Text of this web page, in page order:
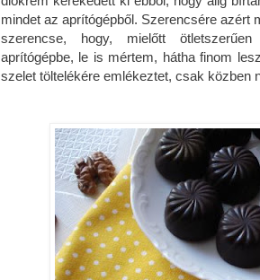
mindet az aprítógépből. Szerencsére azért
szerencse, hogy, mielőtt
aprítógépbe, le is mértem, hátha finom
szelet töltelékére emlékeztet, csak közben